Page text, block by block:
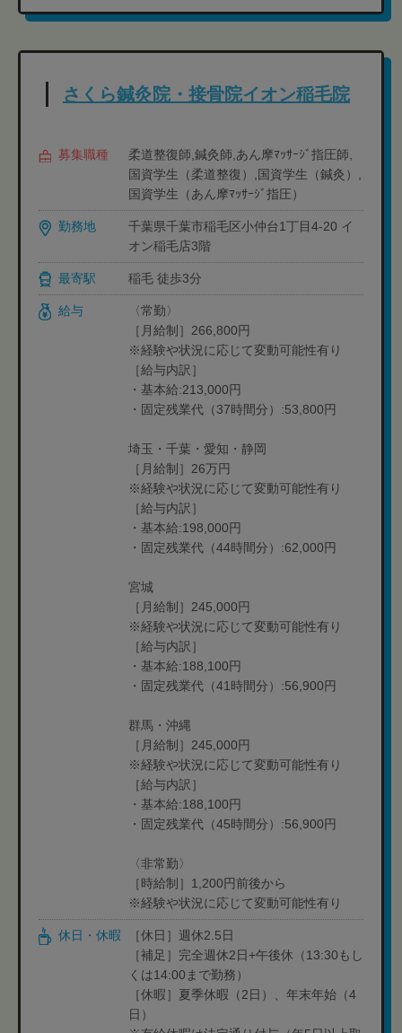
さくら鍼灸院・接骨院イオン稲毛院
募集職種
柔道整復師,鍼灸師,あん摩ﾏｯｻｰｼﾞ指圧師,
国資学生（柔道整復）,国資学生（鍼灸）,
国資学生（あん摩ﾏｯｻｰｼﾞ指圧）
勤務地
千葉県千葉市稲毛区小仲台1丁目4-20 イ
オン稲毛店3階
最寄駅 稲毛 徒歩3分
給与
〈常勤〉
［月給制］266,800円
※経験や状況に応じて変動可能性有り
［給与内訳］
・基本給:213,000円
・固定残業代（37時間分）:53,800円
埼玉・千葉・愛知・静岡
［月給制］26万円
※経験や状況に応じて変動可能性有り
［給与内訳］
・基本給:198,000円
・固定残業代（44時間分）:62,000円
宮城
［月給制］245,000円
※経験や状況に応じて変動可能性有り
［給与内訳］
・基本給:188,100円
・固定残業代（41時間分）:56,900円
群馬・沖縄
［月給制］245,000円
※経験や状況に応じて変動可能性有り
［給与内訳］
・基本給:188,100円
・固定残業代（45時間分）:56,900円
〈非常勤〉
［時給制］1,200円前後から
※経験や状況に応じて変動可能性有り
休日・休暇
［休日］週休2.5日
［補足］完全週休2日+午後休（13:30もし
くは14:00まで勤務）
［休暇］夏季休暇（2日）、年末年始（4
日）